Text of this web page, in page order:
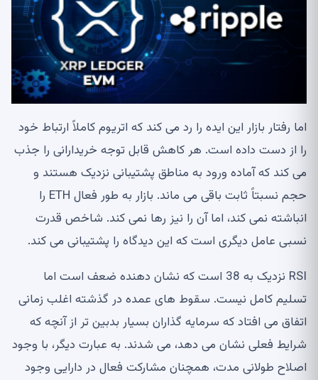
اما رفتار بازار این ایده را رد می کند که اتریوم کاملاً ارتباط خود
را از دست داده است. هر کاهش قابل توجه خریدارانی را جذب
می کند که آماده ورود به مناطق پشتیبانی نزدیک هستند و
حجم نسبتاً ثابت باقی می ماند. بازار به طور فعال ETH را
انباشته نمی کند، اما آن را نیز رها نمی کند. شاخص قدرت
نسبی عامل دیگری است که این دیدگاه را پشتیبانی می کند.
RSI نزدیک به 38 است که نشان دهنده ضعف است اما
تسلیم کامل نیست. سقوط های عمده در گذشته اغلب زمانی
اتفاق می افتاد که سرمایه گذاران بسیار بدبین تر از آنچه که
شرایط فعلی نشان می دهد، می شدند. به عبارت دیگر، با وجود
اصلاح طولانی مدت، همچنان مشارکت فعال در دارایی وجود